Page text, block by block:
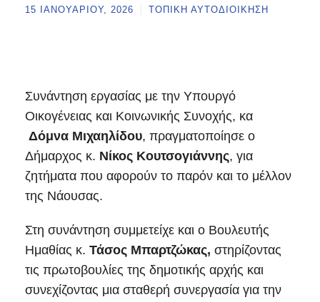
15 ΙΑΝΟΥΑΡΊΟΥ, 2026 ΤΟΠΙΚΉ ΑΥΤΟΔΙΟΊΚΗΣΗ
Συνάντηση εργασίας με την Υπουργό
Οικογένειας και Κοινωνικής Συνοχής, κα
Δόμνα Μιχαηλίδου, πραγματοποίησε ο
Δήμαρχος κ. Νίκος Κουτσογιάννης, για
ζητήματα που αφορούν το παρόν και το μέλλον
της Νάουσας.
Στη συνάντηση συμμετείχε και ο Βουλευτής
Ημαθίας κ. Τάσος Μπαρτζώκας, στηρίζοντας
τις πρωτοβουλίες της δημοτικής αρχής και
συνεχίζοντας μια σταθερή συνεργασία για την